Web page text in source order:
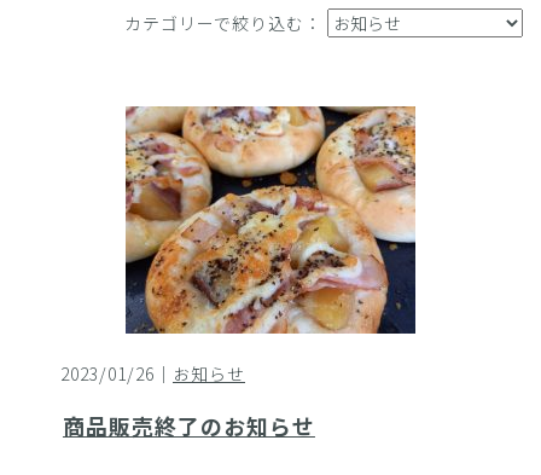
カテゴリーで絞り込む：
2023/01/26｜ お知らせ
商品販売終了のお知らせ